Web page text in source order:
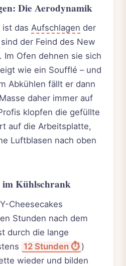
Die Aerodynamik
ist das Aufschlagen der
der Feind des New
Im Ofen dehnen sie sich
wie ein Soufflé – und
Abkühlen fällt er dann
daher immer auf
klopfen die gefüllte
auf die Arbeitsplatte,
Luftblasen nach oben
im Kühlschrank
Cheesecakes
Stunden nach dem
durch die lange
12 Stunden ⏱️ )
wieder und bilden